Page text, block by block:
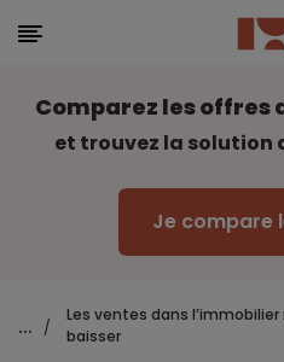
Comparez les
et trouvez la solution
Je compare
... /
Les ventes dans
baisser